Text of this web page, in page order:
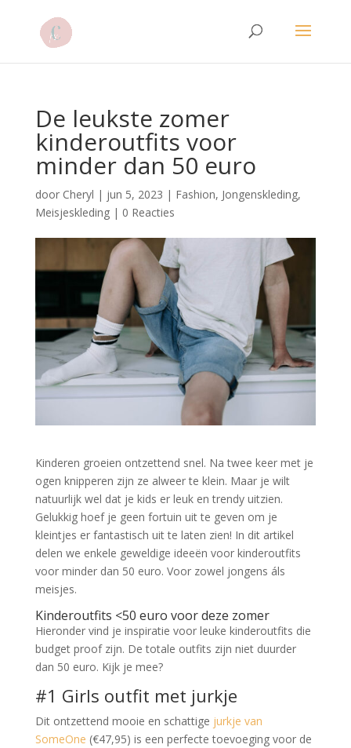
De leukste zomer
kinderoutfits voor
minder dan 50 euro
door Cheryl | jun 5, 2023 | Fashion, Jongenskleding,
Meisjeskleding| 0 Reacties
Kinderen groeien ontzettend snel. Na twee keer met je
ogen knipperen zijn ze alweer te klein. Maar je wilt
natuurlijk wel dat je kids er leuk en trendy uitzien.
Gelukkig hoef je geen fortuin uit te geven om je
kleintjes er fantastisch uit te laten zien! In dit artikel
delen we enkele geweldige ideeën voor kinderoutfits
voor minder dan 50 euro. Voor zowel jongens áls
meisjes.
Kinderoutfits <50 euro voor deze zomer
Hieronder vind je inspiratie voor leuke kinderoutfits die
budget proof zijn. De totale outfits zijn niet duurder
dan 50 euro. Kijk je mee?
#1 Girls outfit met jurkje
Dit ontzettend mooie en schattige jurkje van
SomeOne (€47,95) is een perfecte toevoeging voor de